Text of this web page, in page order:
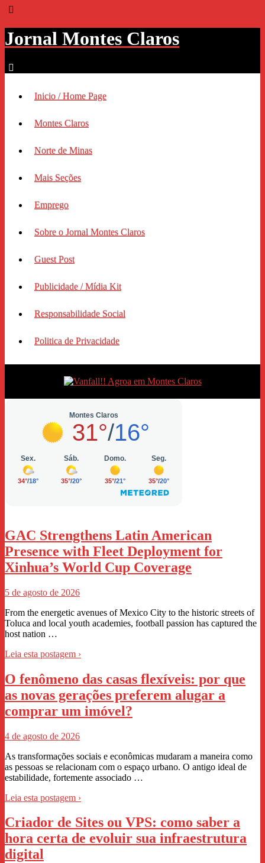
Jornal Montes Claros
Inicio / Home Page
Montes Claros
Norte de Minas
Mais Seções
Emprego
Sobre o Jornal Montes Claros
Guest Post
Publicidade / Mídia Kit
Responsabilidade Social
Politica de Privacidade
GAC Strengthens Latin American
Presence with Fleet Deployment for
Xinhua’s World Cup Coverage
5 de agosto de 2026
From the energetic avenues of Mexico City to the historic streets of
Toluca and local youth academies, football passion has captured the
host nation …
Leia esta postagem ›
O fenômeno das casas flexíveis: por que
as novas gerações preferem alugar a
comprar um imóvel?
4 de agosto de 2026
As transformações sociais e econômicas mudaram a maneira como
as pessoas se relacionam com o espaço urbano. O antigo ideal de
estabilidade, fortemente associado …
Leia esta postagem ›
Criador de Sites ou VPS: como saber a
hora certa de evoluir sua infraestrutura
digital